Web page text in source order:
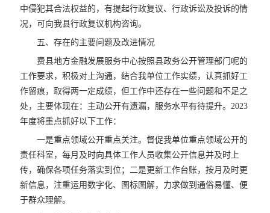
中侵犯其合法权益的，有提起行政复议、行政诉讼及投诉的情
况，可向我县行政复议机构咨询。
五、存在的主要问题及改进情况
费县地方金融发展服务中心按照县政务公开管理部门呢的
工作要求，积极对上沟通，结合我单位工作实绩，认真抓好工
作留痕，取得两一定成绩，但工作中还存在一些问题和不足之
处，主要体现在：主动公开有遗漏，服务水平有待提升。2023
年度将重点抓好以下工作：
一是重点领域公开重点关注。督促我单位重点领域公开的
责任科室，每月及时向具体工作人员收集公开信息并及时上
传，确保各项任务落实到位；二是更新工作台账，按月及时更
新信息，注重运用数字化、图标图解，力求做到通俗易懂、便
于群众理解。